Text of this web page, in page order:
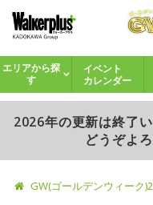
エリアから探
す
イベント
カレンダー
2026年の更新は終了
どうぞよ
GW(ゴールデンウィーク